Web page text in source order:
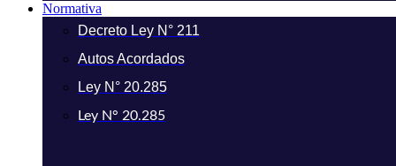
Normativa
Decreto Ley N° 211
Autos Acordados
Ley N° 20.285
Ley N° 20.285